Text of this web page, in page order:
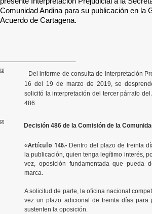
Comunidad Andina para su publicación en la
Acuerdo de Cartagena.
[1]
Del informe de consulta de Interpretación
16 del 19 de marzo de 2019, se
solicitó la interpretación del tercer párrafo
486.
[2]
Decisión 486 de la Comisión de la
«Artículo 146.- Dentro del plazo de treinta
la publicación, quien tenga legítimo interés,
vez, oposición fundamentada que pueda
marca.
A solicitud de parte, la oficina nacional
vez un plazo adicional de treinta días para
sustenten la oposición.